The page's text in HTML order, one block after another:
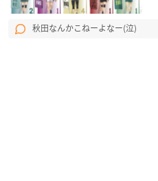
秋田なんかこねーよなー(泣)